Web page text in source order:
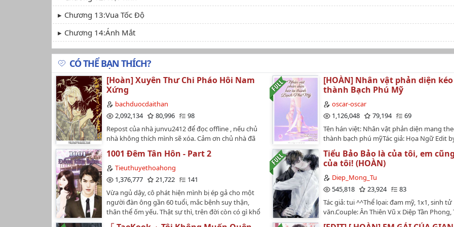
Chương 13:Vua Tốc Độ
Chương 14:Ánh Mắt
Chương 15: Sòng Bạc
Chương 16: Người Quen
Chương 17: Kim Cương
Chương 18: Trở Lại New York
Chương 19: Thuyền Lật Trong Rãnh Nước
Chương 20: Bá Chủ Hắc Đạo
Chương 21:Hạ Nhân
Chương 22: Lần Đầu Đến Đông Nam Á
Chương 23:Thuốc Nổ
Chương 24: Gay Cấn
CÓ THỂ BẠN THÍCH?
[Hoàn] Xuyên Thư Chi Pháo Hôi Nam
Xứng
bachduocdaithan
2,092,134
80,996
98
Repost của nhà junvu2412 để đọc offline , nếu chủ
nhà không thích mình sẽ xóa. Cảm ơn chủ nhà đã
[HOÀN] Nhân vật phản diện
thành Bạch Phú Mỹ
oscar-oscar
1,126,048
79,194
69
Tên hán việt: Nhân vật phản diện mang
thành bạch phú mỹTác giả: Họa Ngữ Edit
TeamSố chương: 66 chương + 3 phiên
Lúc Hứa Mân xuyên qua, người ba cặn bã
ném cho cô một chùm chìa khóa: "Cút ra
sống của chị gái mày đi!"Đó là một căn biệt
khu vực ngoại thành xa xôi, nghe nói còn
biết mấy năm sau giá nhà ở chỗ kia sẽ tăng
vậy cô vui vẻ đi thu dọn hành lý, dọn đến
mới.Vào ban đêm, Hứa Mân nhặt được
1001 Đêm Tân Hôn - Part 2
Tieuthuyethoahong
1,376,777
21,722
141
Vừa ngủ dậy, cô phát hiện mình bị ép gả cho một
người đàn ông gần 60 tuổi, mắc bệnh suy thận,
thân thể ốm yếu. Thật sự thì, trên đời còn có gì khổ
hơn không? Kết quả là đêm động phòng, cô lại
Tiểu Bảo Bảo là của tôi, em
của tôi! (HOÀN)
Diep_Mong_Tu
545,818
23,924
83
Tác giả: tui ^^Thể lọai: đam mỹ, 1x1, sinh tử
văn.Couple: Ân Thiên Vũ x Diệp Tần Phong,
Hàn Quân x Ân Thiên CátTình trạng: hoàn